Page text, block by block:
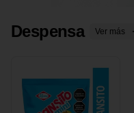
Despensa Ver más